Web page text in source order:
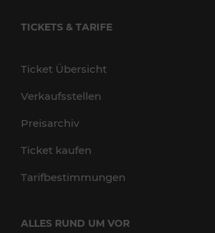
TICKETS & TARIFE
Ticket Übersicht
Verkaufsstellen
Preisarchiv
Ticket kaufen
Tarifbestimmungen
ALLES RUND UM VOR